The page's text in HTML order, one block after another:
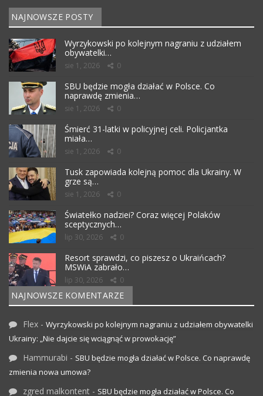
NAJNOWSZE POSTY
Wyrzykowski po kolejnym nagraniu z udziałem
obywatelki…
sie 1, 2026 0
SBU będzie mogła działać w Polsce. Co
naprawdę zmienia…
sie 1, 2026 0
Śmierć 31-latki w policyjnej celi. Policjantka
miała…
sie 1, 2026 0
Tusk zapowiada kolejną pomoc dla Ukrainy. W
grze są…
sie 1, 2026 0
Światełko nadziei? Coraz więcej Polaków
sceptycznych…
lip 30, 2026 0
Resort sprawdzi, co piszesz o Ukraińcach?
MSWiA zabrało…
lip 30, 2026 0
NAJNOWSZE KOMENTARZE
Flex - Wyrzykowski po kolejnym nagraniu z udziałem obywatelki
Ukrainy: „Nie dajcie się wciągnąć w prowokację”
Hammurabi - SBU będzie mogła działać w Polsce. Co naprawdę
zmienia nowa umowa?
zgred malkontent - SBU będzie mogła działać w Polsce. Co